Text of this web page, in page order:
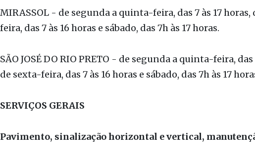
feira, das 6 às 16 horas e sábado, das 7h às 17 horas.
feira, das 7 às 16 horas e sábado, das 7h às 17 horas.
de sexta-feira, das 7 às 16 horas e sábado, das 7h às 17 horas.
SERVIÇOS GERAIS